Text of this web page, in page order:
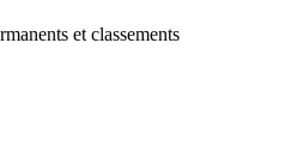
et classements